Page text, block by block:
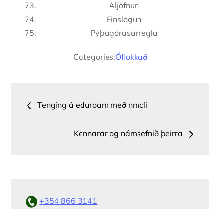
Aljöfnun
Einslögun
Pýþagórasarregla
Categories:Óflokkað
Leiðarkerfi
Tenging á eduroam með nmcli
Kennarar og námsefnið þeirra
+354 866 3141